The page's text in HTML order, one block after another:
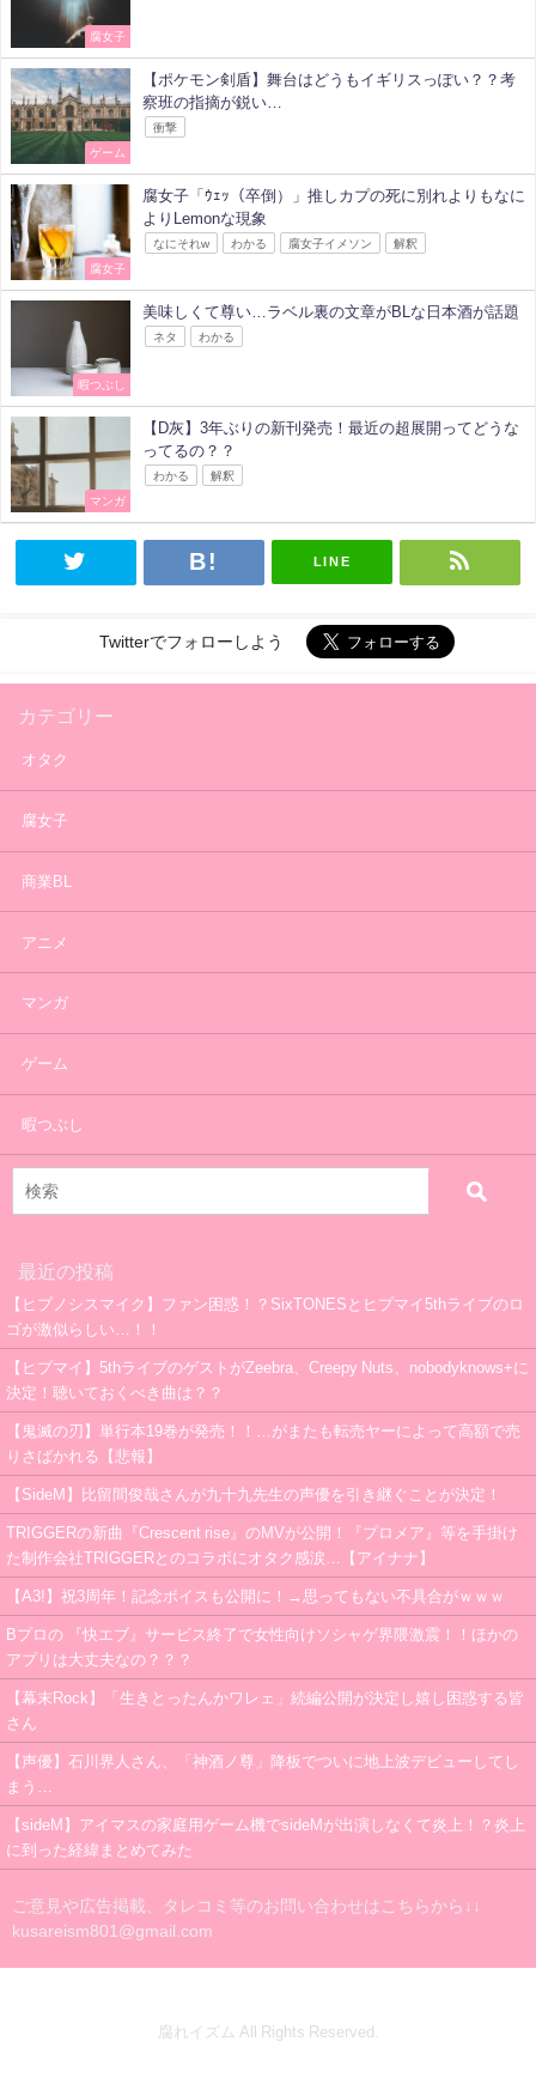
腐女子
ゲーム
【ポケモン剣盾】舞台はどうもイギリスっぽい？？考
察班の指摘が鋭い…
衝撃
腐女子
腐女子「ｳｪｯ（卒倒）」推しカプの死に別れよりもなに
よりLemonな現象
なにそれw わかる 腐女子イメソン 解釈
暇つぶし
美味しくて尊い…ラベル裏の文章がBLな日本酒が話題
ネタ わかる
マンガ
【D灰】3年ぶりの新刊発売！最近の超展開ってどうな
ってるの？？
わかる 解釈
LINE
Twitterでフォローしよう
カテゴリー
オタク
腐女子
商業BL
アニメ
マンガ
ゲーム
暇つぶし
最近の投稿
【ヒプノシスマイク】ファン困惑！？SixTONESとヒプマイ5thライブのロ
ゴが激似らしい…！！
【ヒプマイ】5thライブのゲストがZeebra、Creepy Nuts、nobodyknows+に
決定！聴いておくべき曲は？？
【鬼滅の刃】単行本19巻が発売！！…がまたも転売ヤーによって高額で売
りさばかれる【悲報】
【SideM】比留間俊哉さんが九十九先生の声優を引き継ぐことが決定！
TRIGGERの新曲『Crescent rise』のMVが公開！『プロメア』等を手掛け
た制作会社TRIGGERとのコラボにオタク感涙…【アイナナ】
【A3!】祝3周年！記念ボイスも公開に！→思ってもない不具合がｗｗｗ
Bプロの 『快エブ』サービス終了で女性向けソシャゲ界隈激震！！ほかの
アプリは大丈夫なの？？？
【幕末Rock】「生きとったんかワレェ」続編公開が決定し嬉し困惑する皆
さん
【声優】石川界人さん、「神酒ノ尊」降板でついに地上波デビューしてし
まう…
【sideM】アイマスの家庭用ゲーム機でsideMが出演しなくて炎上！？炎上
に到った経緯まとめてみた
ご意見や広告掲載、タレコミ等のお問い合わせはこちらから↓↓
kusareism801@gmail.com
腐れイズム All Rights Reserved.